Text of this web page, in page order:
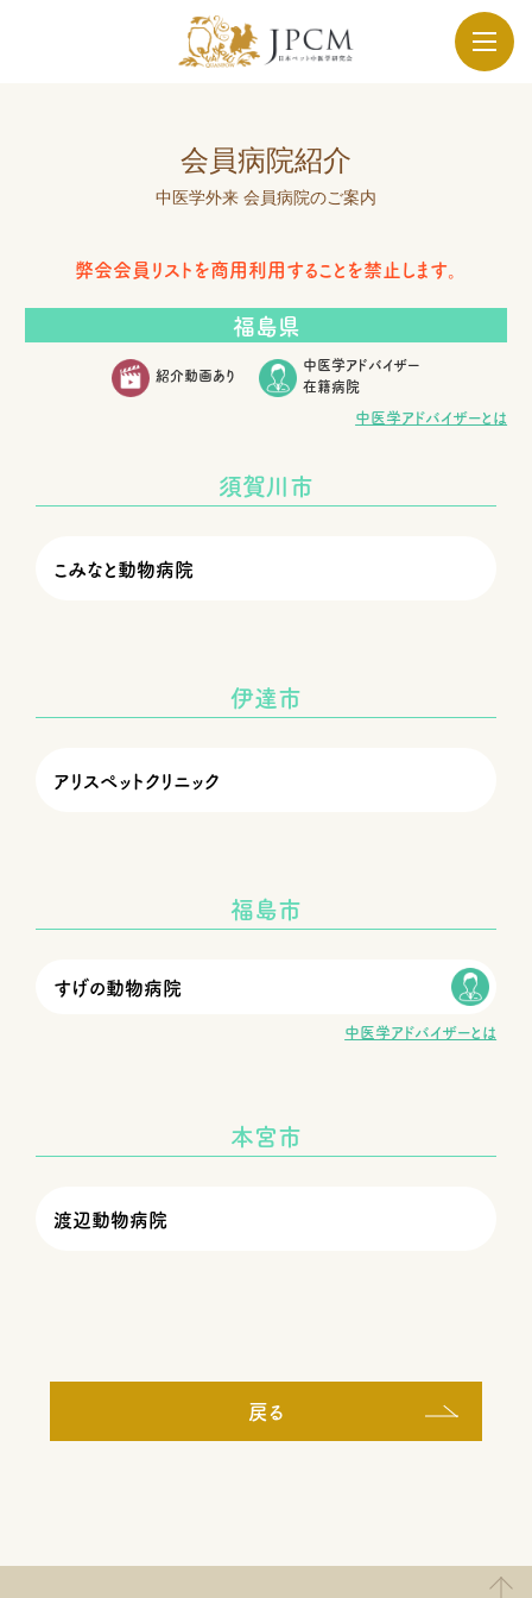
会員病院紹介
中医学外来 会員病院のご案内
弊会会員リストを商用利用することを禁止します。
福島県
紹介動画あり
中医学アドバイザー
在籍病院
中医学アドバイザーとは
須賀川市
こみなと動物病院
伊達市
アリスペットクリニック
福島市
すげの動物病院
中医学アドバイザーとは
本宮市
渡辺動物病院
戻る